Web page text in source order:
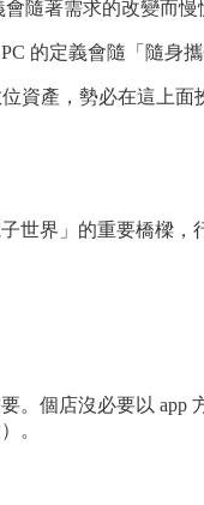
隨著需求的改變而慢
的定義會隨「隨身
資產，勢必在這上
世界」的重要橋樑
。個店沒必要以
。